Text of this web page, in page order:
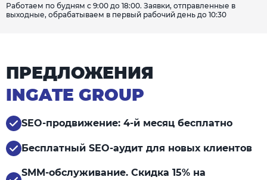
Работаем по будням с 9:00 до 18:00. Заявки, отправленные в
выходные, обрабатываем в первый рабочий день до 10:30
ПРЕДЛОЖЕНИЯ
INGATE GROUP
SEO-продвижение: 4-й месяц бесплатно
Бесплатный SEO-аудит для новых клиентов
SMM-обслуживание. Скидка 15% на